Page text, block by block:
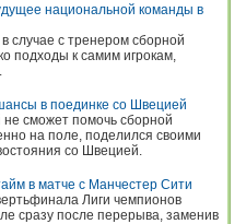
национальной команды в
случае с тренером сборной
подходы к самим игрокам,
в поединке со Швецией
сможет помочь сборной
на поле, поделился своими
со Швецией.
в матче с Манчестер Сити
Лиги чемпионов
сразу после перерыва, заменив